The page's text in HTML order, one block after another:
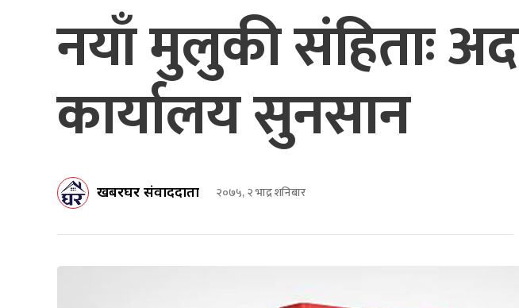
नयाँ मुलुकी संहिताः
कार्यालय सुनसान
खबरघर संवाददाता २०७५, २ भाद्र शनिबार